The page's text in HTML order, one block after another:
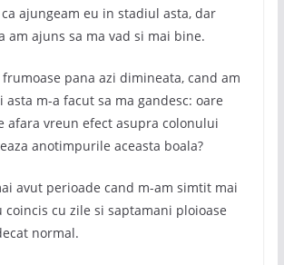
ajungeam eu in stadiul asta, dar
am ajuns sa ma vad si mai bine.
pana azi dimineata, cand am
asta m-a facut sa ma gandesc: oare
afara vreun efect asupra colonului
anotimpurile aceasta boala?
avut perioade cand m-am simtit mai
coincis cu zile si saptamani ploioase
normal.